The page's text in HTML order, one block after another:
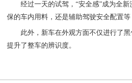
经过一天的试驾，“安全感”成为全
保的车内用料，还是辅助驾驶安全配置
此外，新车在外观方面不仅进行了
提升了整车的辨识度。​